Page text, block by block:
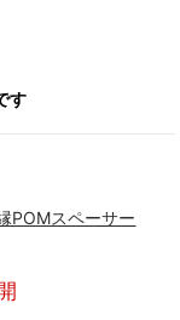
す
POMスペーサー